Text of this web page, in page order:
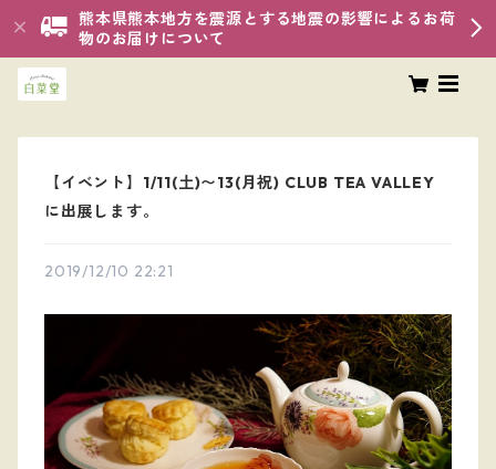
熊本県熊本地方を震源とする地震の影響によるお荷
物のお届けについて
【イベント】1/11(土)〜13(月祝) CLUB TEA VALLEY
に出展します。
2019/12/10 22:21